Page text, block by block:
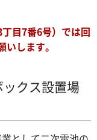
目7番6号）では回
します。
クス設置場